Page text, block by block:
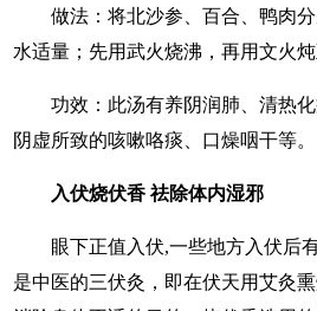
做法：将北沙参、百合、鸭肉
水适量；先用武火烧沸，再用文火
功效：此汤有养阴润肺、清热
阴虚所致的咳嗽咯痰、口燥咽干等。
入伏烧伏香 祛除体内湿邪
眼下正值入伏,一些地方入伏后
是中医的三伏灸，即在伏天用艾灸